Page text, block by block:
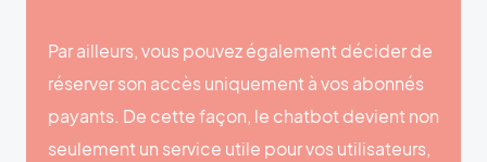
Par ailleurs, vous pouvez également décider de
réserver son accès uniquement à vos abonnés
payants. De cette façon, le chatbot devient non
seulement un service utile pour vos utilisateurs,